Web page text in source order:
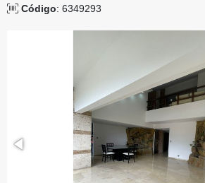
Código: 6349293